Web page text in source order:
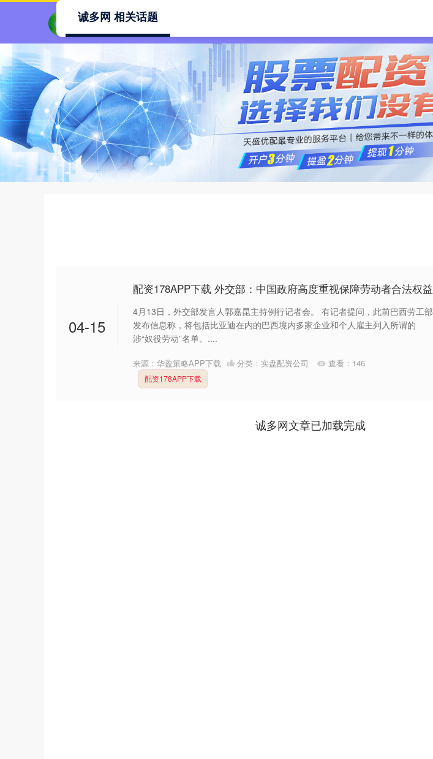
诚多网 相关话题
04-15
配资178APP下载 外交部：中国政府高度重视保障劳动者合法权益
4月13日，外交部发言人郭嘉昆主持例行记者会。 有记者提问，此前巴西劳工部
发布信息称，将包括比亚迪在内的巴西境内多家企业和个人雇主列入所谓的
涉“奴役劳动”名单。....
来源：华盈策略APP下载 分类： 实盘配资公司 查看： 146
配资178APP下载
诚多网文章已加载完成